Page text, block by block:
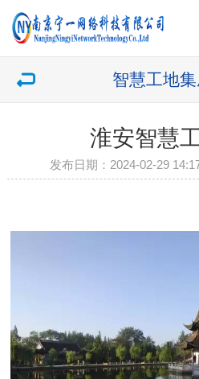
智慧工地
淮安智慧
发布日期：2024-02-29